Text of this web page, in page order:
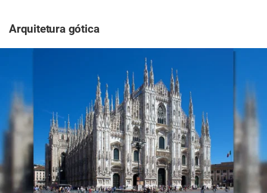
Arquitetura gótica